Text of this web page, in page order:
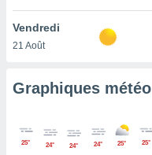
que
sur le
ne
Vendredi
21 Août
Graphiques météo
25° 24° 24° 24° 25° 25°